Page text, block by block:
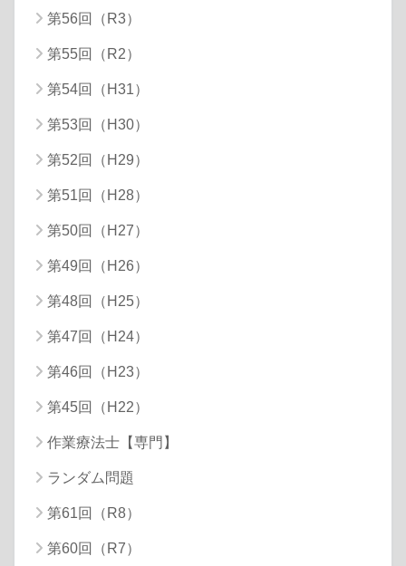
第56回（R3）
第55回（R2）
第54回（H31）
第53回（H30）
第52回（H29）
第51回（H28）
第50回（H27）
第49回（H26）
第48回（H25）
第47回（H24）
第46回（H23）
第45回（H22）
作業療法士【専門】
ランダム問題
第61回（R8）
第60回（R7）